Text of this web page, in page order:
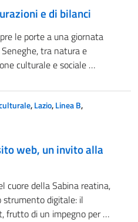
e di bilanci
le porte a una giornata
tra natura e
culturale e sociale …
,Lazio,Linea B,
web, un invito alla
cuore della Sabina reatina,
strumento digitale: il
frutto di un impegno per …